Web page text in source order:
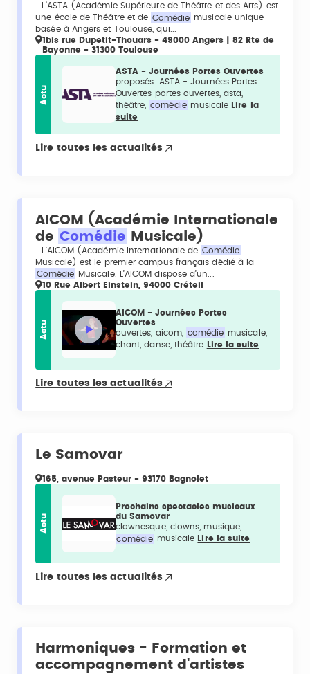
...L’ASTA (Académie Supérieure de Théâtre et des Arts) est
une école de Théâtre et de Comédie musicale unique
basée à Angers et Toulouse, qui...
1bis rue Dupetit-Thouars - 49000 Angers | 82 Rte de
Bayonne - 31300 Toulouse
Actu
ASTA - Journées Portes Ouvertes
proposés. ASTA - Journées Portes
Ouvertes portes ouvertes, asta,
théâtre,
comédie musicale Lire la
suite
Lire toutes les actualités
AICOM (Académie Internationale
de Comédie Musicale)
...L'AICOM (Académie Internationale de Comédie
Musicale) est le premier campus français dédié à la
Comédie
Musicale. L’AICOM dispose d’un...
10 Rue Albert Einstein, 94000 Créteil
Actu
AICOM - Journées Portes
Ouvertes
ouvertes, aicom,
comédie musicale,
chant, danse, théâtre
Lire la suite
Lire toutes les actualités
Le Samovar
165, avenue Pasteur - 93170 Bagnolet
Actu
Prochains spectacles musicaux
du Samovar
clownesque, clowns, musique,
comédie musicale Lire la suite
Lire toutes les actualités
Harmoniques - Formation et
accompagnement d'artistes